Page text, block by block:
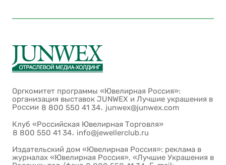
Оргкомитет программы «Ювелирная Россия»:
организация выставок JUNWEX и Лучшие украшения в
России 8 800 550 41 34, junwex@junwex.com
Клуб «Российская Ювелирная Торговля»
8 800 550 41 34, info@jewellerclub.ru
Издательский дом «Ювелирная Россия»: реклама в
журналах «Ювелирная Россия», «Лучшие Украшения в